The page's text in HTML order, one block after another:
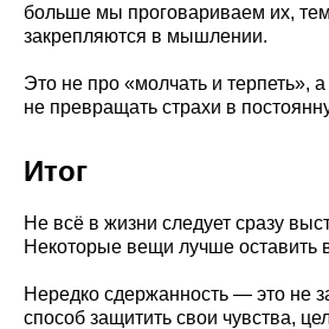
больше мы проговариваем их,
закрепляются в мышлении.
Это не про «молчать и терпеть», а
не превращать страхи в
Итог
Не всё в жизни следует сразу
Некоторые вещи лучше оставить
Нередко сдержанность — это не
способ защитить свои чувства,